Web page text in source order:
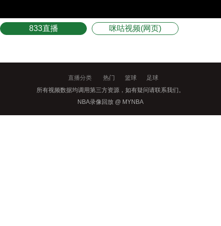
833直播 咪咕视频(网页)
直播分类 热门 篮球
足球
所有视频数据均调用第三方资源，如有疑问请联系我们。
NBA录像回放 @ MYNBA